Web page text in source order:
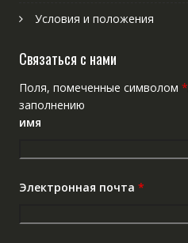
Условия и положения
Связаться с нами
Поля, помеченные символом *
заполнению
имя
Электронная почта *